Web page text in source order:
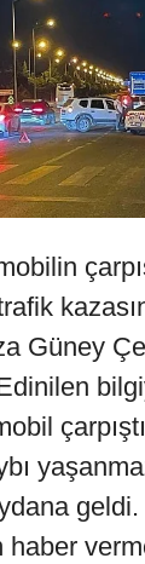
Güney
geldi.
haber